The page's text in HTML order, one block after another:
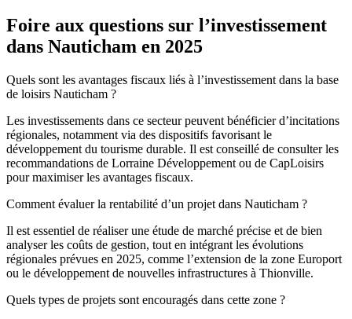
Foire aux questions sur l’investissement
dans Nauticham en 2025
Quels sont les avantages fiscaux liés à l’investissement dans la base
de loisirs Nauticham ?
Les investissements dans ce secteur peuvent bénéficier d’incitations
régionales, notamment via des dispositifs favorisant le
développement du tourisme durable. Il est conseillé de consulter les
recommandations de Lorraine Développement ou de CapLoisirs
pour maximiser les avantages fiscaux.
Comment évaluer la rentabilité d’un projet dans Nauticham ?
Il est essentiel de réaliser une étude de marché précise et de bien
analyser les coûts de gestion, tout en intégrant les évolutions
régionales prévues en 2025, comme l’extension de la zone Europort
ou le développement de nouvelles infrastructures à Thionville.
Quels types de projets sont encouragés dans cette zone ?